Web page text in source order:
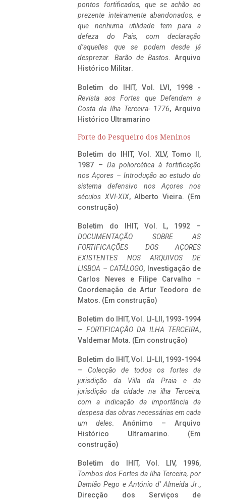
pontos fortificados, que se achão ao
prezente inteiramente abandonados, e
que nenhuma utilidade tem para a
defeza do Pais, com declaração
d’aquelles que se podem desde já
desprezar. Barão de Bastos. Arquivo
Histórico Militar.
Boletim do IHIT, Vol. LVI, 1998 -
Revista aos Fortes que Defendem a
Costa da Ilha Terceira- 1776, Arquivo
Histórico Ultramarino
Forte do Pesqueiro dos Meninos
Boletim do IHIT, Vol. XLV, Tomo II,
1987 – Da poliorcética à fortificação
nos Açores – Introdução ao estudo do
sistema defensivo nos Açores nos
séculos XVI-XIX, Alberto Vieira. (Em
construção)
Boletim do IHIT, Vol. L, 1992 –
DOCUMENTAÇÃO SOBRE AS
FORTIFICAÇÕES DOS AÇORES
EXISTENTES NOS ARQUIVOS DE
LISBOA – CATÁLOGO, Investigação de
Carlos Neves e Filipe Carvalho –
Coordenação de Artur Teodoro de
Matos. (Em construção)
Boletim do IHIT, Vol. LI-LII, 1993-1994
– FORTIFICAÇÃO DA ILHA TERCEIRA,
Valdemar Mota. (Em construção)
Boletim do IHIT, Vol. LI-LII, 1993-1994
– Colecção de todos os fortes da
jurisdição da Villa da Praia e da
jurisdição da cidade na ilha Terceira,
com a indicação da importância da
despesa das obras necessárias em cada
um deles. Anónimo – Arquivo
Histórico Ultramarino. (Em
construção)
Boletim do IHIT, Vol. LIV, 1996,
Tombos dos Fortes da Ilha Terceira, por
Damião Pego e António d’ Almeida Jr.,
Direcção dos Serviços de